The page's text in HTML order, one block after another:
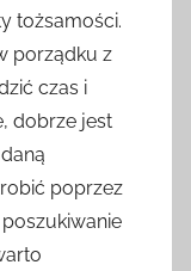
tożsamości.
porządku z
czas i
dobrze jest
poprzez